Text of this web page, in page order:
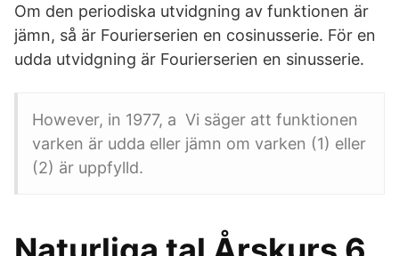
Om den periodiska utvidgning av funktionen är
jämn, så är Fourierserien en cosinusserie. För en
udda utvidgning är Fourierserien en sinusserie.
However, in 1977, a Vi säger att funktionen
varken är udda eller jämn om varken (1) eller
(2) är uppfylld.